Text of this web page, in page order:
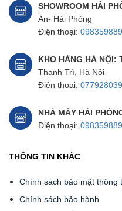
SHOWROOM HẢI
An- Hải Phòng
Điện thoại:
KHO HÀNG HÀ NỘI:
Thanh Trì, Hà Nội
Điện thoại:
NHÀ MÁY HẢI
Điện thoại:
THÔNG TIN KHÁC
Chính sách bảo mật thông
Chính sách bảo hành